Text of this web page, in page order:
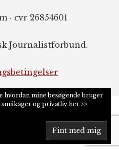
· cvr 26854601
Journalistforbund.
hvordan mine besøgende bruger
og privatliv her >>